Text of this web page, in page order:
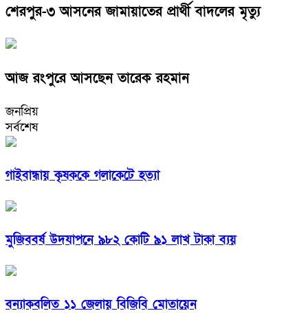
শেরপুর-৩ আসনের জামায়াতের প্রার্থী বাদলের মৃত্যু
আজ রংপুরে আসছেন তারেক রহমান
জনপ্রিয়
সর্বশেষ
গাইবান্ধায় কৃষককে গলাকেটে হত্যা
মুজিববর্ষ উদযাপনে ৯৮২ কোটি ৯১ লাখ টাকা ব্যয়
বন্যাকবলিত ১১ জেলায় বিজিবি মোতায়েন